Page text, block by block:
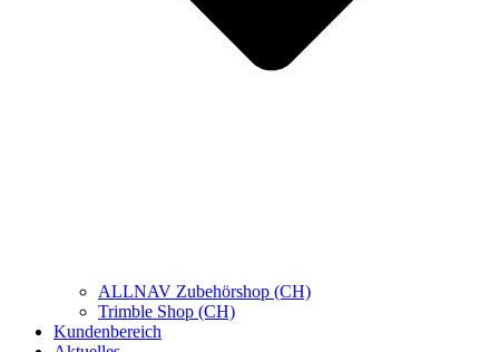
ALLNAV Zubehörshop (CH)
Trimble Shop (CH)
Kundenbereich